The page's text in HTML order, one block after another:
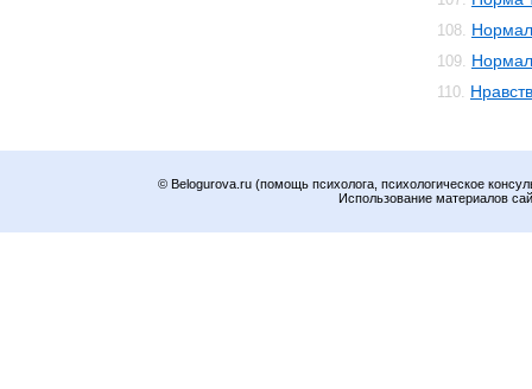
108.
109.
110.
© Belogurova.ru (помощь психолога, психологическое
Использование материалов